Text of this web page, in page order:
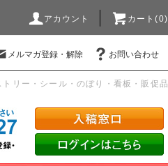
アカウント カート(0)
メルマガ登録・解除 お問い合わせ
リー・シール・のぼり・看板・販促品